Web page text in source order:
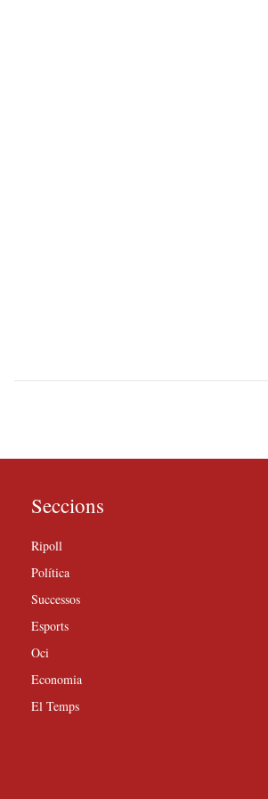
Seccions
Ripoll
Política
Successos
Esports
Oci
Economia
El Temps